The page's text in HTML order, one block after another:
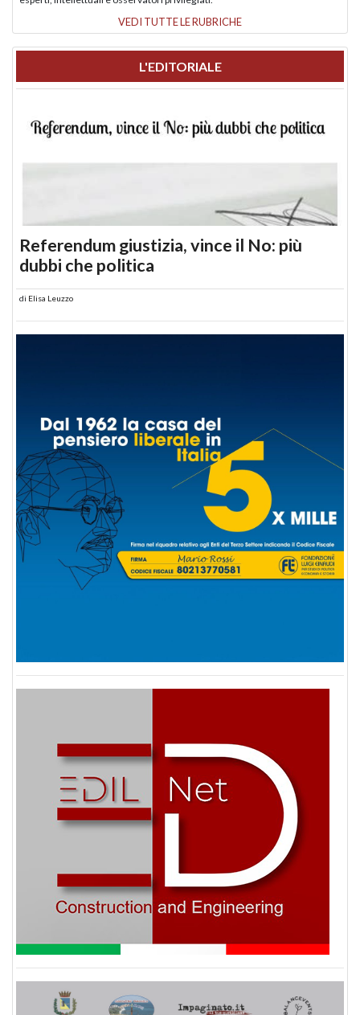
VEDI TUTTE LE RUBRICHE
L'EDITORIALE
Referendum giustizia, vince il No: più
dubbi che politica
di Elisa Leuzzo